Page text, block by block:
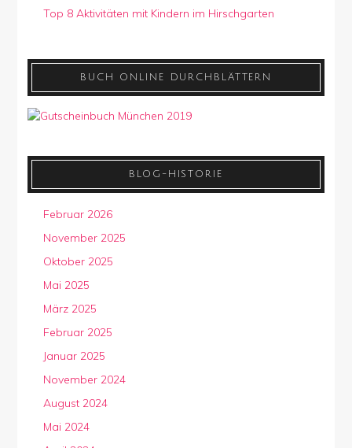
Top 8 Aktivitäten mit Kindern im Hirschgarten
BUCH ONLINE DURCHBLÄTTERN
BLOG-HISTORIE
Februar 2026
November 2025
Oktober 2025
Mai 2025
März 2025
Februar 2025
Januar 2025
November 2024
August 2024
Mai 2024